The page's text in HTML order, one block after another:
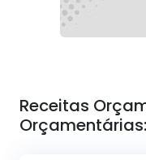
Receitas
Orçamentárias: